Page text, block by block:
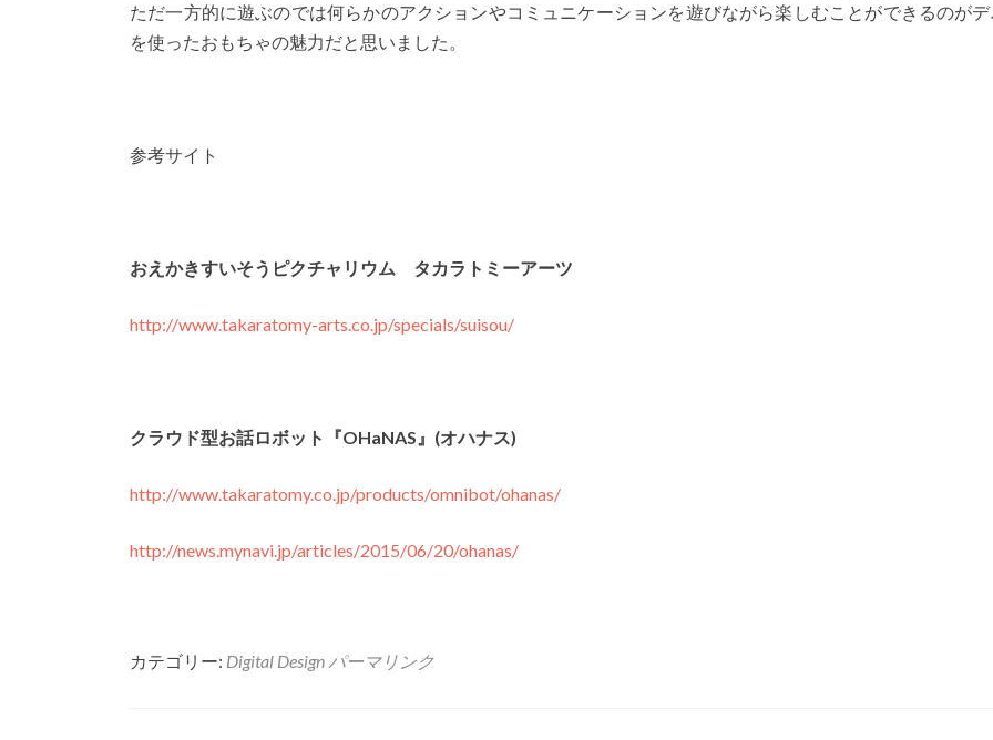
ただ一方的に遊ぶのでは何らかのアクションやコミュニケーションを遊びながら楽しむことができるのが
を使ったおもちゃの魅力だと思いました。
参考サイト
おえかきすいそうピクチャリウム タカラトミーアーツ
http://www.takaratomy-arts.co.jp/specials/suisou/
クラウド型お話ロボット『OHaNAS 』(オハナス)
http://www.takaratomy.co.jp/products/omnibot/ohanas/
http://news.mynavi.jp/articles/2015/06/20/ohanas/
カテゴリー: Digital Design パーマリンク